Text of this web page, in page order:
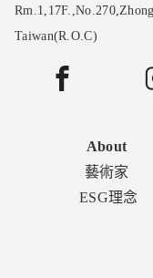
Taiwan(R.O.C)
About
藝術家
ESG理念